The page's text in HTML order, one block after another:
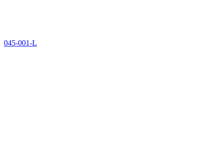
045-001-L